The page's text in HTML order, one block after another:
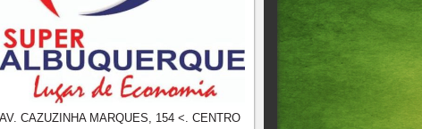
AV. CAZUZINHA MARQUES, 154 <. CENTRO